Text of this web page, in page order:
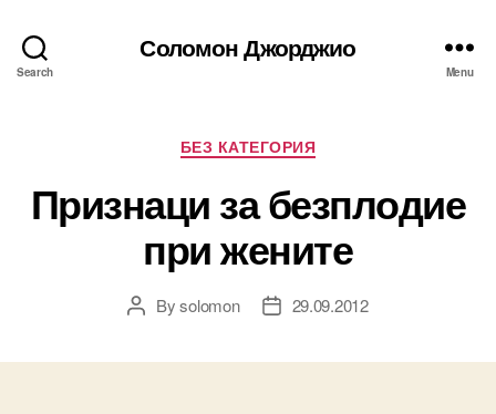
Search
Соломон Джорджио
Menu
Categories
БЕЗ КАТЕГОРИЯ
Признаци за безплодие
при жените
PostBysolomon
Post29.09.2012